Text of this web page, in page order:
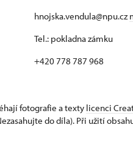
hnojska.vendula@npu.cz
Tel.: pokladna zámku
+420 778 787 968
fotografie a texty licenci
do díla). Při užití